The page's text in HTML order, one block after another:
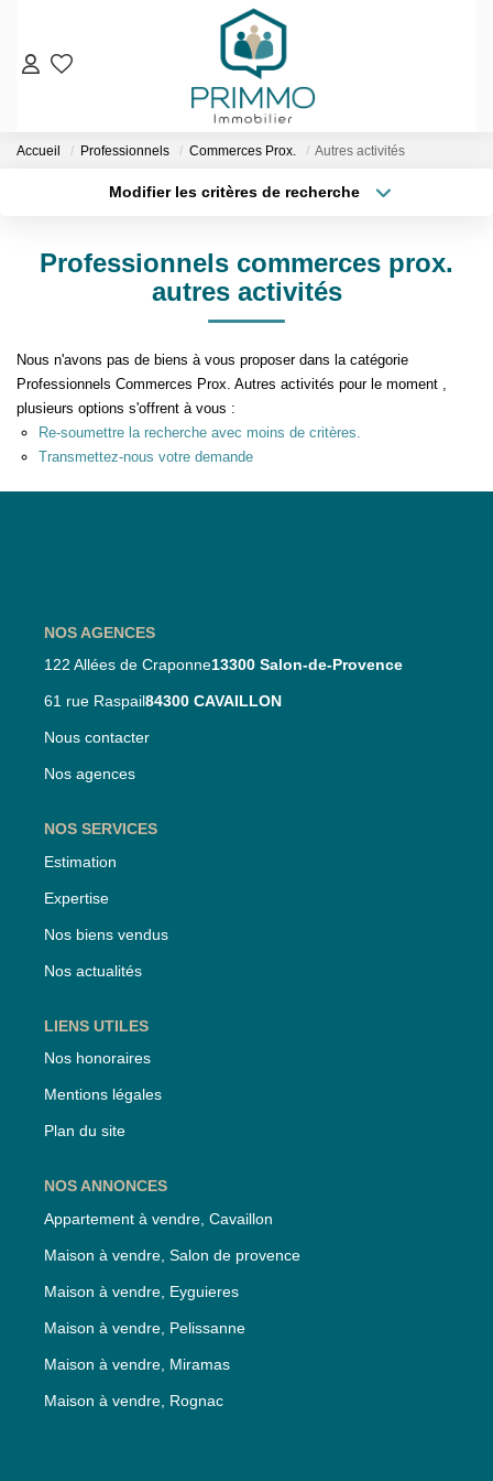
VENTES
Nos Biens En Vente
Nos Biens Vendus
LOCATIONS
ESTIMATION & EXPERTISE
NOS AGENCES
Qui Sommes-Nous
Notre Équipe
Accueil Professionnels Commerces Prox. Autres activités
Modifier les critères de recherche
Budget max
Professionnels commerces prox.
autres activités
Nous n'avons pas de biens à vous proposer dans la catégorie
Professionnels Commerces Prox. Autres activités pour le moment ,
plusieurs options s'offrent à vous :
Re-soumettre la recherche avec moins de critères.
Transmettez-nous votre demande
NOS AGENCES
122 Allées de Craponne13300 Salon-de-Provence
61 rue Raspail84300 CAVAILLON
Nous contacter
Nos agences
NOS SERVICES
Estimation
Expertise
Nos biens vendus
Nos actualités
LIENS UTILES
Nos honoraires
Mentions légales
Plan du site
NOS ANNONCES
Appartement à vendre, Cavaillon
Maison à vendre, Salon de provence
Maison à vendre, Eyguieres
Maison à vendre, Pelissanne
Maison à vendre, Miramas
Maison à vendre, Rognac